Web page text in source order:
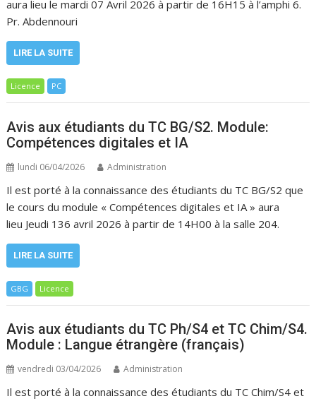
aura lieu le mardi 07 Avril 2026 à partir de 16H15 à l’amphi 6.
Pr. Abdennouri
LIRE LA SUITE
Licence PC
Avis aux étudiants du TC BG/S2. Module:
Compétences digitales et IA
lundi 06/04/2026 Administration
Il est porté à la connaissance des étudiants du TC BG/S2 que
le cours du module « Compétences digitales et IA » aura
lieu Jeudi 136 avril 2026 à partir de 14H00 à la salle 204.
LIRE LA SUITE
GBG Licence
Avis aux étudiants du TC Ph/S4 et TC Chim/S4.
Module : Langue étrangère (français)
vendredi 03/04/2026 Administration
Il est porté à la connaissance des étudiants du TC Chim/S4 et